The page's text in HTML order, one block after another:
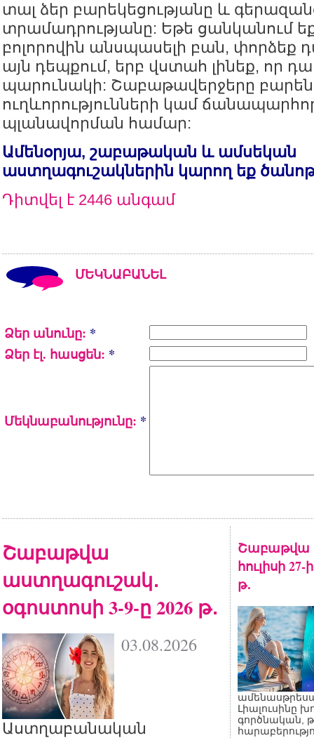
տալ ձեր բարեկեցությանը և
տրամադրությանը: Եթե ցանկանում եք
բոլորովին անսպասելի բան, փորձեք
այն դեպքում, երբ վստահ լինեք, որ դա
պարունակի: Շաբաթավերջերը
ուղևորությունների կամ
պլանավորման համար:
Ամենօրյա, շաբաթական և ամսեկան
աստղագուշակներին կարող եք
Դիտվել է 2446 անգամ
ՄԵԿՆԱԲԱՆԵԼ
Ձեր անունը: *
Ձեր էլ. հասցեն: *
Մեկնաբանությունը: *
Շաբաթվա
աստղագուշակ․
օգոստոսի 3-9-ը 2026 թ․
03.08.2026
Աստղաբանական
Շաբաթվա
հուլիսի
թ․
Լիալուսինը
գործնական,